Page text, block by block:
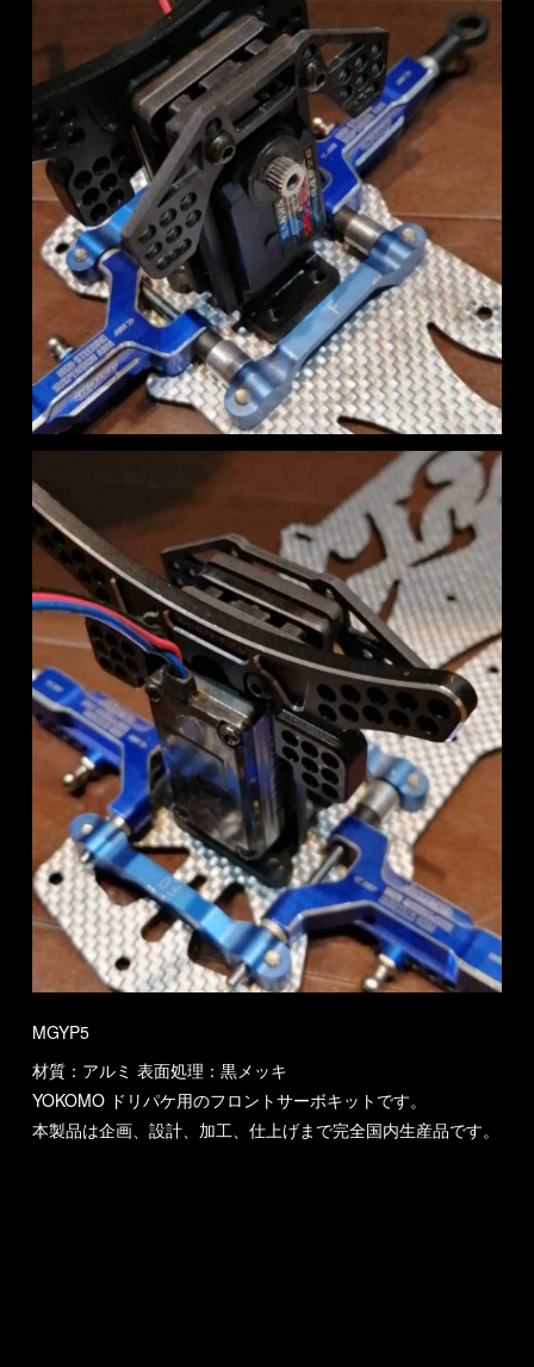
MGYP5
材質：アルミ 表面処理：黒メッキ
YOKOMO ドリパケ用のフロントサーボキットです。
本製品は企画、設計、加工、仕上げまで完全国内生産品です。